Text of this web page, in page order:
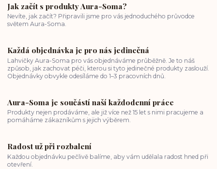
Jak začít s produkty Aura-Soma?
Nevíte, jak začít? Připravili jsme pro vás jednoduchého průvodce
světem Aura-Soma.
Každá objednávka je pro nás jedinečná
Lahvičky Aura-Soma pro vás objednáváme průběžně. Je to náš
způsob, jak zachovat péči, kterou si tyto jedinečné produkty zaslouží.
Objednávky obvykle odesíláme do 1–3 pracovních dnů.
Aura-Soma je součástí naší každodenní práce
Produkty nejen prodáváme, ale již více než 15 let s nimi pracujeme a
pomáháme zákazníkům s jejich výběrem.
Radost už při rozbalení
Každou objednávku pečlivě balíme, aby vám udělala radost hned při
otevření.